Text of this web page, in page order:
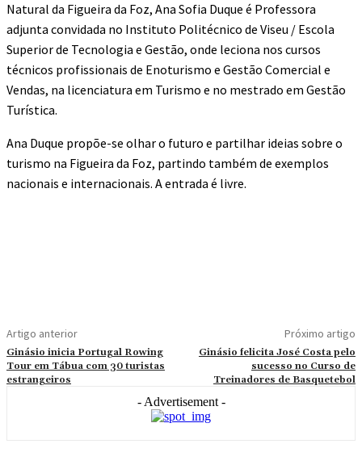
Natural da Figueira da Foz, Ana Sofia Duque é Professora
adjunta convidada no Instituto Politécnico de Viseu / Escola
Superior de Tecnologia e Gestão, onde leciona nos cursos
técnicos profissionais de Enoturismo e Gestão Comercial e
Vendas, na licenciatura em Turismo e no mestrado em Gestão
Turística.
Ana Duque propõe-se olhar o futuro e partilhar ideias sobre o
turismo na Figueira da Foz, partindo também de exemplos
nacionais e internacionais. A entrada é livre.
Artigo anterior
Ginásio inicia Portugal Rowing
Tour em Tábua com 30 turistas
estrangeiros
Próximo artigo
Ginásio felicita José Costa pelo
sucesso no Curso de
Treinadores de Basquetebol
- Advertisement -